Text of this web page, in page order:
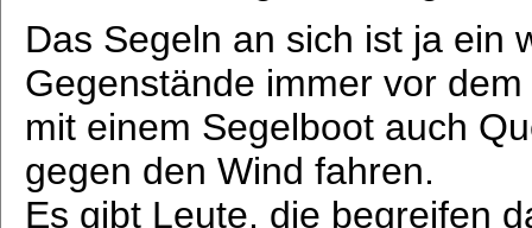
Das Segeln an sich ist ja ein
Gegenstände immer vor
mit einem Segelboot auch
gegen den Wind fahren.
Es gibt Leute, die begreifen